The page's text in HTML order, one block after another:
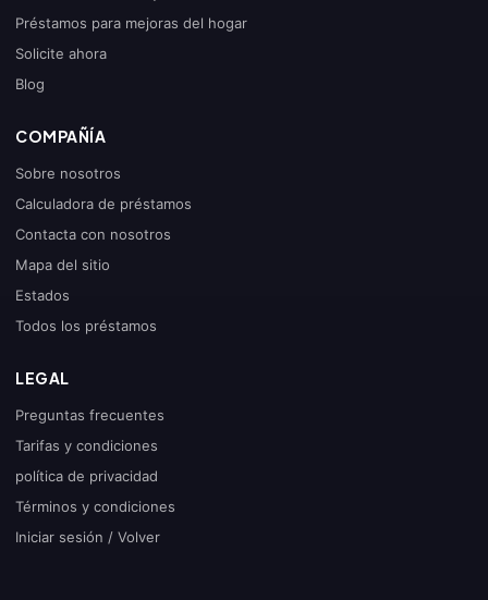
Préstamos para mejoras del hogar
Solicite ahora
Blog
COMPAÑÍA
Sobre nosotros
Calculadora de préstamos
Contacta con nosotros
Mapa del sitio
Estados
Todos los préstamos
LEGAL
Preguntas frecuentes
Tarifas y condiciones
política de privacidad
Términos y condiciones
Iniciar sesión / Volver